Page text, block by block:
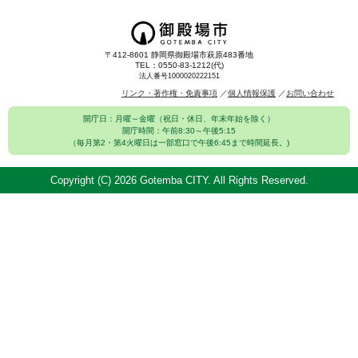
〒412-8601 静岡県御殿場市萩原483番地
TEL：0550-83-1212(代)
法人番号1000020222151
リンク・著作権・免責事項 個人情報保護 お問い合わせ
開庁日：月曜～金曜（祝日・休日、年末年始を除く）
開庁時間：午前8:30～午後5:15
（毎月第2・第4火曜日は一部窓口で午後6:45まで時間延長。)
Copyright (C) 2026 Gotemba CITY. All Rights Reserved.